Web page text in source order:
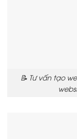
📝 Tư vấn tạo